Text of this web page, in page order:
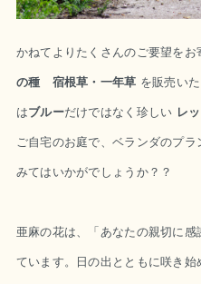
かねてよりたくさんのご要望をお
の種 宿根草・一年草 を販売い
はブルーだけではなく珍しい レ
ご自宅のお庭で、ベランダのプ
みてはいかがでしょうか？？
亜麻の花は、「あなたの親切に
ています。日の出とともに咲き